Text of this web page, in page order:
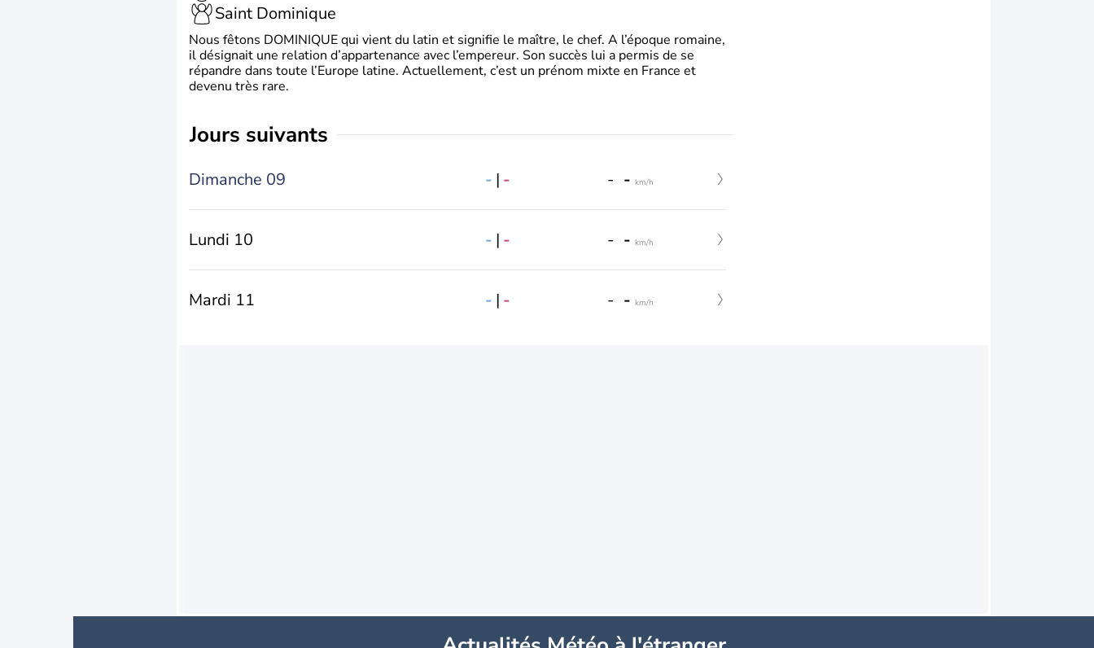
Saint Dominique
Nous fêtons DOMINIQUE qui vient du latin et signifie le maître, le chef. A l’époque romaine,
il désignait une relation d’appartenance avec l’empereur. Son succès lui a permis de se
répandre dans toute l’Europe latine. Actuellement, c’est un prénom mixte en France et
devenu très rare.
jours suivants
Dimanche 09 - | - - - km/h
Lundi 10 - | - - - km/h
Mardi 11 - | - - - km/h